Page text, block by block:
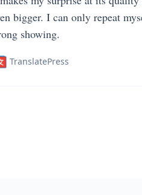
bigger. I can only repeat
showing.
TranslatePress